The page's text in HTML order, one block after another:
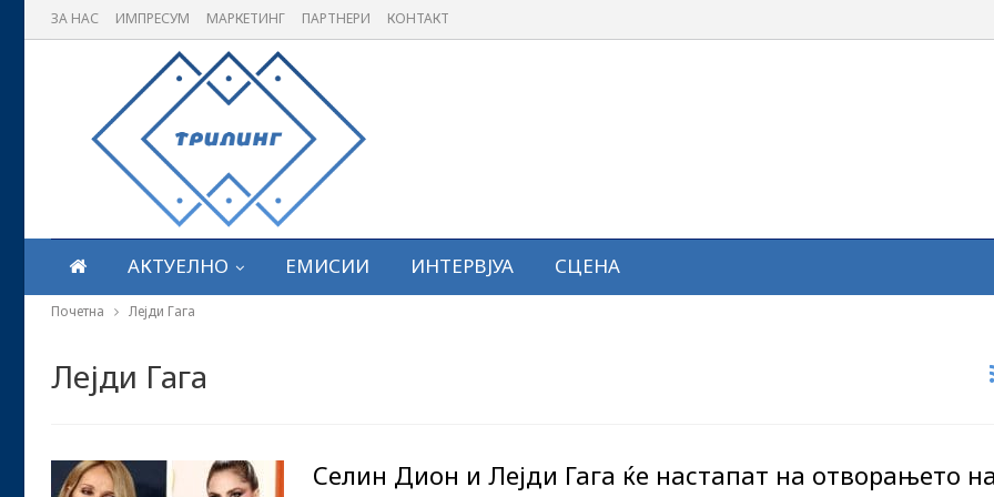
ЗА НАС ИМПРЕСУМ МАРКЕТИНГ ПАРТНЕРИ КОНТАКТ
АКТУЕЛНО ЕМИСИИ ИНТЕРВЈУА СЦЕНА
Почетна Лејди Гага
Лејди Гага
Селин Дион и Лејди Гага ќе настапат на отворањето